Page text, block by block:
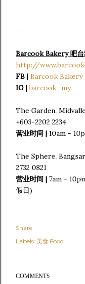
- - -
Barcook Bakery 吧
http://
FB | Barcook Bakery
IG | barcook_my
The Garden,
+603-2202 2234
营业时间 | 10am -
The Sphere,
2732 0821
营业时间 | 7am -
假日)
Share
Labels: 美食 Food
COMMENTS